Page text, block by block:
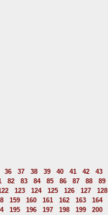
36 37 38 39 40 41 42 43
82 83 84 85 86 87 88 89
123 124 125 126 127 128
159 160 161 162 163 164
195 196 197 198 199 200